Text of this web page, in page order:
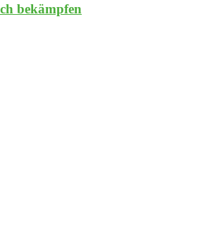
bekämpfen